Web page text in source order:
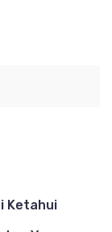
Ketahui